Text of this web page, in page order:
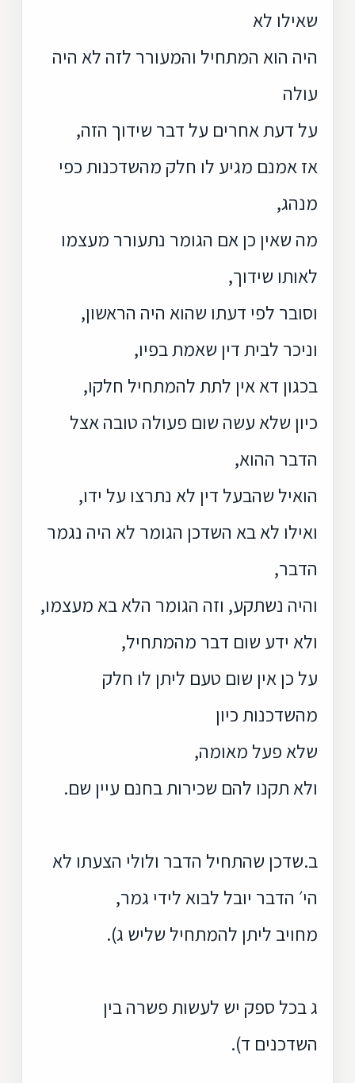
שאילו לא
היה הוא המתחיל והמעורר לזה לא היה
עולה
על דעת אחרים על דבר שידוך הזה,
אז אמנם מגיע לו חלק מהשדכנות כפי
מנהג,
מה שאין כן אם הגומר נתעורר מעצמו
לאותו שידוך,
וסובר לפי דעתו שהוא היה הראשון,
וניכר לבית דין שאמת בפיו,
בכגון דא אין לתת להמתחיל חלקו,
כיון שלא עשה שום פעולה טובה אצל
הדבר ההוא,
הואיל שהבעל דין לא נתרצו על ידו,
ואילו לא בא השדכן הגומר לא היה נגמר
הדבר,
והיה נשתקע, וזה הגומר הלא בא מעצמו,
ולא ידע שום דבר מהמתחיל,
על כן אין שום טעם ליתן לו חלק
מהשדכנות כיון
שלא פעל מאומה,
ולא תקנו להם שכירות בחנם עיין שם.
ב.שדכן שהתחיל הדבר ולולי הצעתו לא
הי׳ הדבר יובל לבוא לידי גמר,
מחויב ליתן להמתחיל שליש ג).
ג בכל ספק יש לעשות פשרה בין
השדכנים ד).